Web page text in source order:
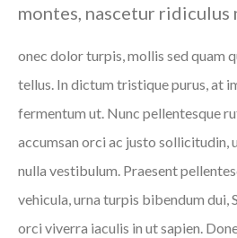
montes, nascetur ridiculus
onec dolor turpis, mollis sed quam
tellus. In dictum tristique purus, at
fermentum ut. Nunc pellentesque
accumsan orci ac justo
nulla vestibulum. Praesent
vehicula, urna turpis bibendum dui,
orci viverra iaculis in ut sapien.